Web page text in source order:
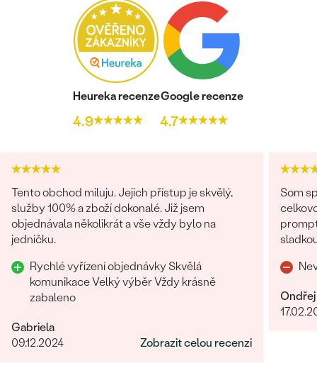
Heureka recenze
4.9
Google recenze
4.7
Tento obchod miluju. Jejich přístup je skvělý,
služby 100% a zboží dokonalé. Již jsem
objednávala několikrát a vše vždy bylo na
jedničku.
Rychlé vyřízení objednávky Skvělá
komunikace Velký výběr Vždy krásně
zabaleno
Gabriela
09.12.2024
Zobrazit celou recenzi
Som
promptná. Tovar prišiel pekne
Ondřej